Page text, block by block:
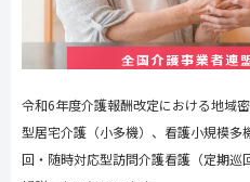
令和6年度介護報酬改定における地域
型居宅介護（小多機）、看護小規模
回・随時対応型訪問介護看護（定期巡